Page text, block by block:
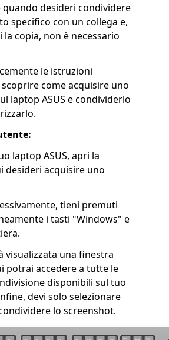
desideri condividere
specifico con un collega e,
la copia, non è necessario
le istruzioni
come acquisire uno
laptop ASUS e condividerlo
laptop ASUS, apri la
desideri acquisire uno
tieni premuti
i tasti "Windows" e
visualizzata una finestra
potrai accedere a tutte le
disponibili sul tuo
devi solo selezionare
lo screenshot.